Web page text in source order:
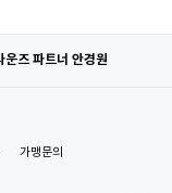
운즈 파트너 안경원
가맹문의